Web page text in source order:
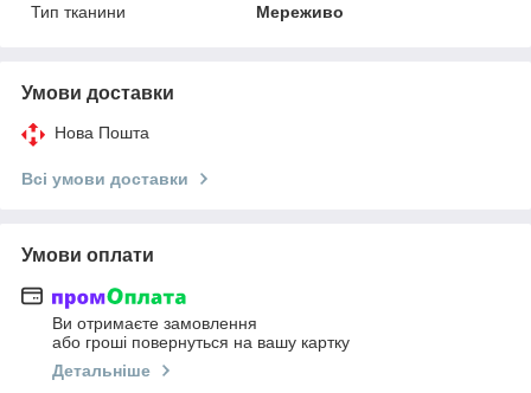
Тип тканини
Мереживо
Умови доставки
Нова Пошта
Всі умови доставки
Умови оплати
Ви отримаєте замовлення
або гроші повернуться на вашу картку
Детальніше